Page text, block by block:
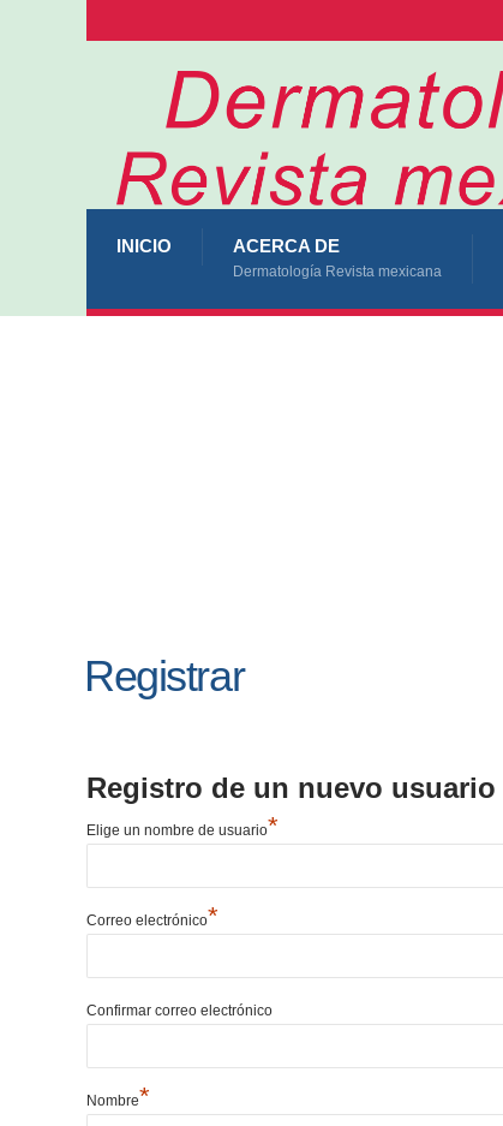
INICIO ACERCA DE
Dermatología Revista mexicana
Registrar
Registro de un nuevo usuario
Elige un nombre de usuario*
Correo electrónico*
Confirmar correo electrónico
Nombre*